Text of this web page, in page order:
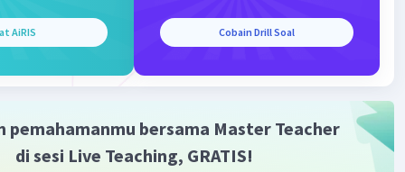
AiRIS Cobain Drill Soal
pemahamanmu bersama Master Teacher
di sesi Live Teaching, GRATIS!